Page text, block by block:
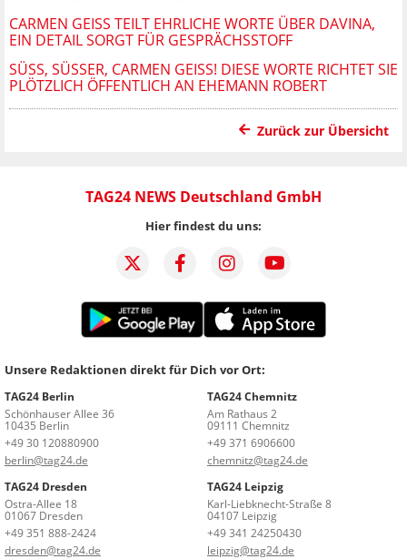
CARMEN GEISS TEILT EHRLICHE WORTE ÜBER DAVINA,
EIN DETAIL SORGT FÜR GESPRÄCHSSTOFF
SÜSS, SÜSSER, CARMEN GEISS! DIESE WORTE RICHTET SIE PL
ÖTZLICH ÖFFENTLICH AN EHEMANN ROBERT
Zurück zur Übersicht
TAG24 NEWS Deutschland GmbH
Hier findest du uns:
Unsere Redaktionen direkt für Dich vor Ort:
TAG24 Berlin
Schönhauser Allee 36
10435 Berlin
+49 30 120880900
berlin@tag24.de
TAG24 Chemnitz
Am Rathaus 2
09111 Chemnitz
+49 371 6906600
chemnitz@tag24.de
TAG24 Dresden
Ostra-Allee 18
01067 Dresden
+49 351 888-2424
dresden@tag24.de
TAG24 Leipzig
Karl-Liebknecht-Straße 8
04107 Leipzig
+49 341 24250430
leipzig@tag24.de